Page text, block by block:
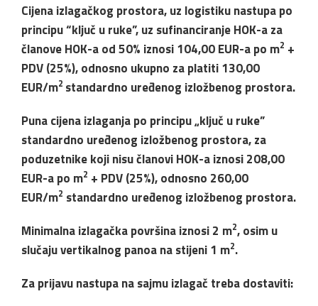
Cijena izlagačkog prostora, uz logistiku nastupa po
principu “ključ u ruke”, uz sufinanciranje HOK-a za
članove HOK-a od 50% iznosi 104,00 EUR-a po m2 +
PDV (25%), odnosno ukupno za platiti 130,00
EUR/m2 standardno uređenog izložbenog prostora.
Puna cijena izlaganja po principu „ključ u ruke”
standardno uređenog izložbenog prostora, za
poduzetnike koji nisu članovi HOK-a iznosi 208,00
EUR-a po m2 + PDV (25%), odnosno 260,00
EUR/m2 standardno uređenog izložbenog prostora.
Minimalna izlagačka površina iznosi 2 m2, osim u
slučaju vertikalnog panoa na stijeni 1 m2.
Za prijavu nastupa na sajmu izlagač treba dostaviti: